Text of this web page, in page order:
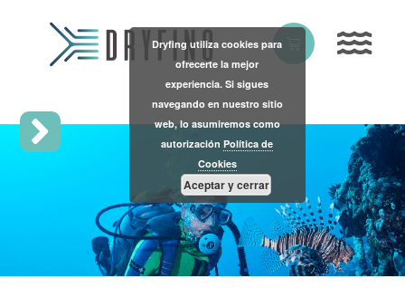
Basket
Dryfing utiliza cookies para
ofrecerte la mejor
experiencia. Si sigues
navegando en nuestro sitio
web, lo asumiremos como
autorización Política de
Cookies
Aceptar y cerrar